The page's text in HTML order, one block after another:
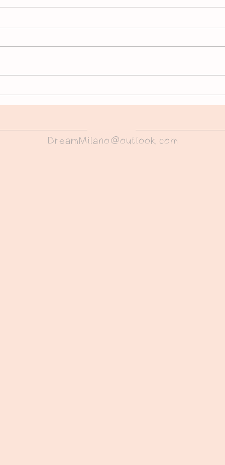
La relocation: pourquoi est-
ce si important pour les
DreamMilano@outlook.com